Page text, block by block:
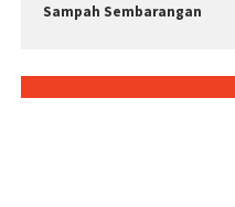
Sampah Sembarangan